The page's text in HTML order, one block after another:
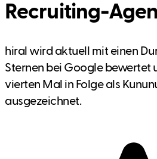
Recruiting-
hiral wird aktuell mit einen
Sternen bei Google bewertet
vierten Mal in Folge als
ausgezeichnet.